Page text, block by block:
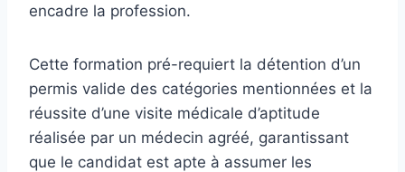
encadre la profession.
Cette formation pré-requiert la détention d’un
permis valide des catégories mentionnées et la
réussite d’une visite médicale d’aptitude
réalisée par un médecin agréé, garantissant
que le candidat est apte à assumer les